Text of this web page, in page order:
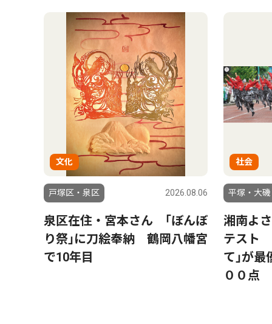
文化
戸塚区・泉区 2026.08.06
泉区在住・宮本さん ｢ぼんぼ
り祭｣に刀絵奉納 鶴岡八幡宮
で10年目
社会
平塚・大
湘南よ
テスト
て｣が
００点